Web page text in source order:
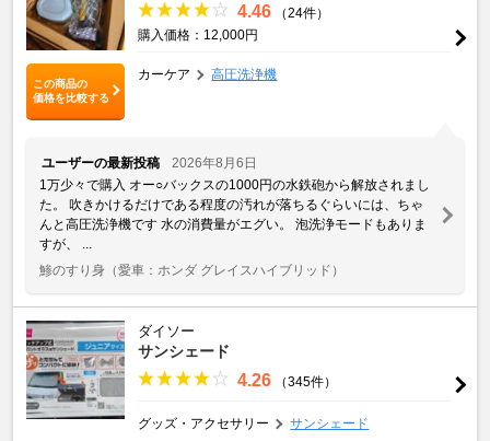
この商品の
価格を比較する
4.46
（24件）
購入価格：12,000円
カーケア 高圧洗浄機
ユーザーの最新投稿
2026年8月6日
1万少々で購入 オー○バックスの1000円の水鉄砲から解放されまし
た。 吹きかけるだけである程度の汚れが落ちるぐらいには、ちゃ
んと高圧洗浄機です 水の消費量がエグい。 泡洗浄モードもありま
すが、 ...
鯵のすり身 （愛車：ホンダ グレイスハイブリッド）
ダイソー
サンシェード
4.26 （345件）
グッズ・アクセサリー サンシェード